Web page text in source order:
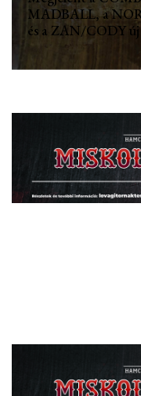
MADBALL, a
és a ZAN/CODY új